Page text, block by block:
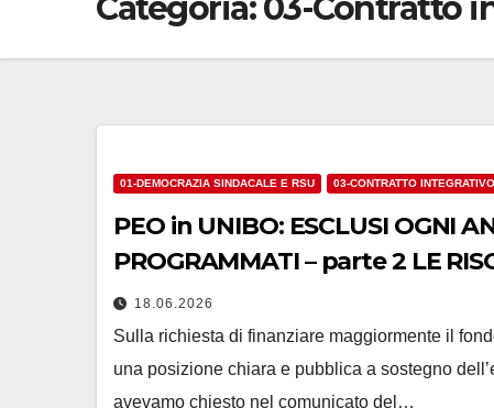
Categoria:03-Contratto
01-DEMOCRAZIA SINDACALE E RSU 03-CONTRATTO
PEO in UNIBO: ESCLUSI OGNI
PROGRAMMATI – parte 2 LE
POLITICA
18.06.2026
Sulla richiesta di finanziare maggiormente il
una posizione chiara e pubblica a sostegno
avevamo chiesto nel comunicato del…